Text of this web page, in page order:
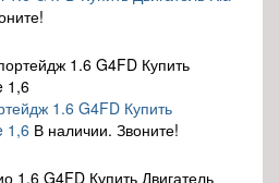
1.6 G4FD Купить
1,6 В наличии. Звоните!